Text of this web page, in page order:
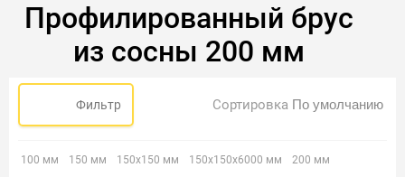
Профилированный брус
из сосны 200 мм
Фильтр Сортировка
100 мм 150 мм 150х150 мм 150х150х6000 мм
200 мм